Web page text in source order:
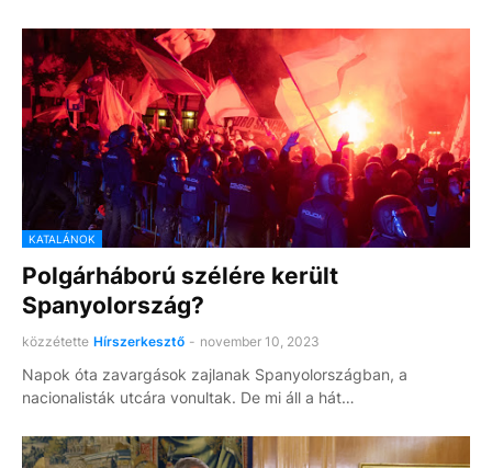
KATALÁNOK
Polgárháború szélére került
Spanyolország?
közzétette Hírszerkesztő - november 10, 2023
Napok óta zavargások zajlanak Spanyolországban, a
nacionalisták utcára vonultak. De mi áll a hát…